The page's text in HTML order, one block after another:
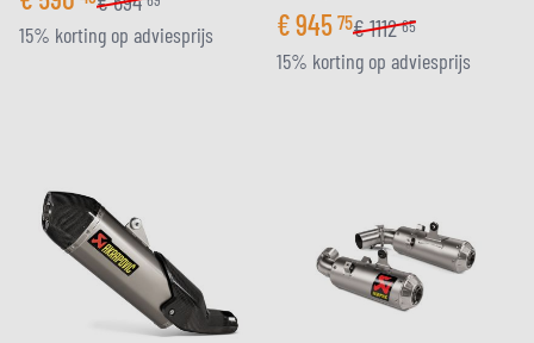
15% korting op adviesprijs €945 75€1112 65
15% korting op adviesprijs